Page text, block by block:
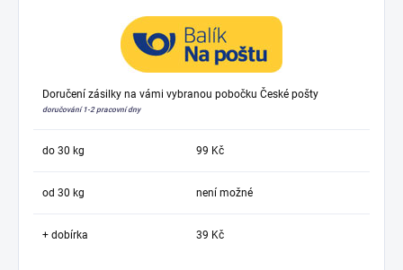
Doručení zásilky na vámi vybranou pobočku České pošty
doručování 1-2 pracovní dny
do 30 kg 99 Kč
od 30 kg není možné
+ dobírka 39 Kč